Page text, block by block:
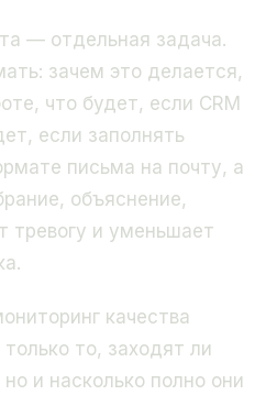
— отдельная задача.
зачем это делается,
что будет, если CRM
если заполнять
письма на почту, а
объяснение,
тревогу и уменьшает
качества
то, заходят ли
и насколько полно они